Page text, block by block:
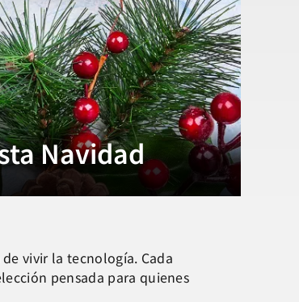
Navidad
vivir la tecnología. Cada
pensada para quienes